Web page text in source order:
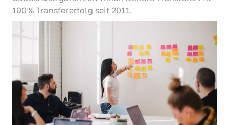
100% Transfererfolg seit 2011.